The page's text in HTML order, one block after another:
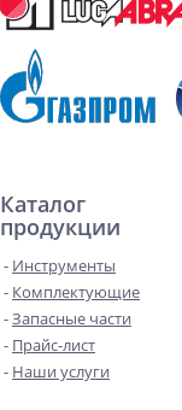
Каталог
продукции
Инструменты
Комплектующие
Запасные части
Прайс-лист
Наши услуги